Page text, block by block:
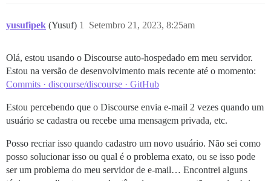
yusufipek (Yusuf) Setembro 21, 2023, 8:25am
1
Olá, estou usando o Discourse auto-hospedado em meu servidor.
Estou na versão de desenvolvimento mais recente até o momento:
Commits · discourse/discourse · GitHub
Estou percebendo que o Discourse envia e-mail 2 vezes quando um
usuário se cadastra ou recebe uma mensagem privada, etc.
Posso recriar isso quando cadastro um novo usuário. Não sei como
posso solucionar isso ou qual é o problema exato, ou se isso pode
ser um problema do meu servidor de e-mail… Encontrei alguns